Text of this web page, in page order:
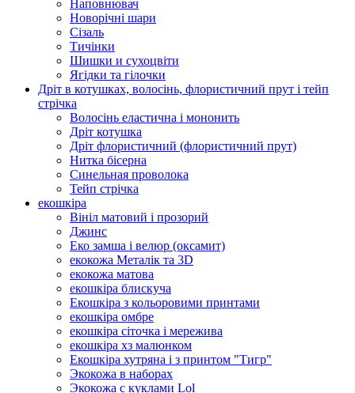
Наповнювач
Новорічні шари
Сізаль
Тичінки
Шишки и сухоцвіти
Ягідки та гілочки
Дріт в котушках, волосінь, флористичний прут і тейп
стрічка
Волосінь еластична і мононить
Дріт котушка
Дріт флористичний (флористичний прут)
Нитка бісерна
Синельная проволока
Тейп стрічка
екошкіра
Вініл матовий і прозорий
Джинс
Еко замша і велюр (оксамит)
екокожа Металік та 3D
екокожа матова
екошкіра блискуча
Екошкіра з кольоровими принтами
екошкіра омбре
екошкіра сіточка і мережива
екошкіра хз малюнком
Екошкіра хутряна і з принтом "Тигр"
Экокожа в наборах
Экокожа с куклами Lol